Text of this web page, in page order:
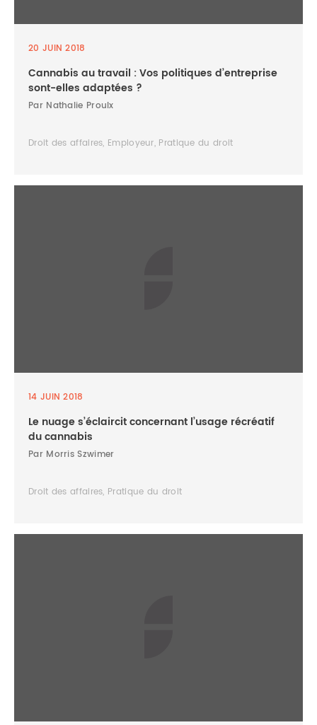
20 JUIN 2018
Cannabis au travail : Vos politiques d’entreprise
sont-elles adaptées ?
Par Nathalie Proulx
Droit des affaires, Employeur, Pratique du droit
14 JUIN 2018
Le nuage s’éclaircit concernant l’usage récréatif
du cannabis
Par Morris Szwimer
Droit des affaires, Pratique du droit